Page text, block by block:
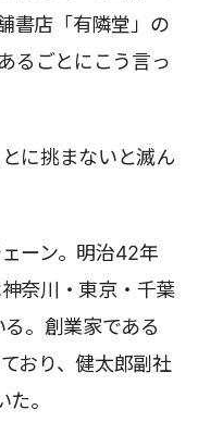
書店「有隣堂」の
るごとにこう言っ
に挑まないと滅ん
ーン。明治42年
奈川・東京・千葉
。創業家である
おり、健太郎副社
。